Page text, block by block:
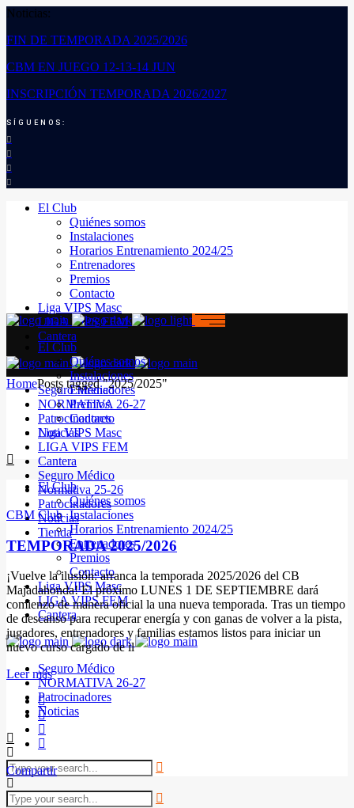
Noticias:
FIN DE TEMPORADA 2025/2026
CBM EN JUEGO 12-13-14 JUN
INSCRIPCIÓN TEMPORADA 2026/2027
SÍGUENOS:
El Club
Quiénes somos
Instalaciones
Horarios Entrenamiento 2024/25
Entrenadores
Premios
Contacto
Liga VIPS Masc
LIGA VIPS FEM
Cantera
Seguro Médico
NORMATIVA 26-27
Patrocinadores
Noticias
El Club
Quiénes somos
Instalaciones
Horarios Entrenamiento 2024/25
Entrenadores
Premios
Contacto
Liga VIPS Masc
LIGA VIPS FEM
Cantera
Seguro Médico
NORMATIVA 26-27
Patrocinadores
Noticias
El Club
Quiénes somos
Instalaciones
Entrenadores
Premios
Contacto
Liga VIPS Masc
LIGA VIPS FEM
Cantera
Seguro Médico
Normativa 25-26
Patrocinadores
Noticias
Tienda
HomePosts tagged "2025/2025"
CBM Club
TEMPORADA 2025/2026
¡Vuelve la ilusión: arranca la temporada 2025/2026 del CB
Majadahonda! El próximo LUNES 1 DE SEPTIEMBRE dará
comienzo de manera oficial la una nueva temporada. Tras un tiempo
de descanso para recuperar energía y con ganas de volver a la pista,
jugadores, entrenadores y familias estamos listos para iniciar un
nuevo curso cargado de il
Leer más
Compartir